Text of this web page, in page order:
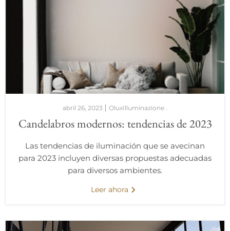
abril 26, 2023 OluxIlluminazione .
Candelabros modernos: tendencias de 2023
Las tendencias de iluminación que se avecinan
para 2023 incluyen diversas propuestas adecuadas
para diversos ambientes.
Leer ahora